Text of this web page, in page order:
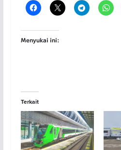
Menyukai ini:
Terkait